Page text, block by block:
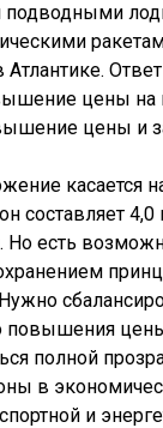
цены на
цены и
касается
составляет
Но есть
повышения
полной
в
и